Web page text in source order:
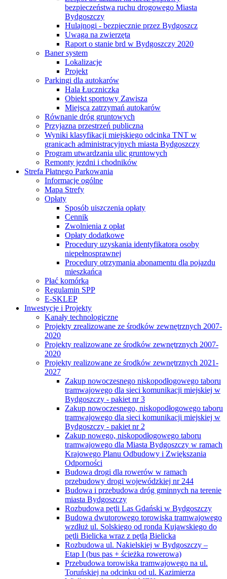
bezpieczeństwa ruchu drogowego Miasta
Bydgoszczy
Hulajnogi - bezpiecznie przez Bydgoszcz
Uwaga na zwierzęta
Raport o stanie brd w Bydgoszczy 2020
Baner system
Lokalizacje
Projekt
Parkingi dla autokarów
Hala Łuczniczka
Obiekt sportowy Zawisza
Miejsca zatrzymań autokarów
Równanie dróg gruntowych
Przyjazna przestrzeń publiczna
Wyniki klasyfikacji miejskiego odcinka TNT w
granicach administracyjnych miasta Bydgoszczy
Program utwardzania ulic gruntowych
Remonty jezdni i chodników
Strefa Płatnego Parkowania
Informacje ogólne
Mapa Strefy
Opłaty
Sposób uiszczenia opłaty
Cennik
Zwolnienia z opłat
Opłaty dodatkowe
Procedury uzyskania identyfikatora osoby
niepełnosprawnej
Procedury otrzymania abonamentu dla pojazdu
mieszkańca
Płać komórką
Regulamin SPP
E-SKLEP
Inwestycje i Projekty
Kanały technologiczne
Projekty zrealizowane ze środków zewnętrznych 2007-
2020
Projekty realizowane ze środków zewnętrznych 2007-
2020
Projekty realizowane ze środków zewnętrznych 2021-
2027
Zakup nowoczesnego niskopodłogowego taboru
tramwajowego dla sieci komunikacji miejskiej w
Bydgoszczy - pakiet nr 3
Zakup nowoczesnego, niskopodłogowego taboru
tramwajowego dla sieci komunikacji miejskiej w
Bydgoszczy - pakiet nr 2
Zakup nowego, niskopodłogowego taboru
tramwajowego dla Miasta Bydgoszczy w ramach
Krajowego Planu Odbudowy i Zwiększania
Odporności
Budowa drogi dla rowerów w ramach
przebudowy drogi wojewódzkiej nr 244
Budowa i przebudowa dróg gminnych na terenie
miasta Bydgoszczy
Rozbudowa pętli Las Gdański w Bydgoszczy
Budowa dwutorowego torowiska tramwajowego
wzdłuż ul. Solskiego od ronda Kujawskiego do
pętli Bielicka wraz z pętlą Bielicka
Rozbudowa ul. Nakielskiej w Bydgoszczy –
Etap I (bus pas + ścieżka rowerowa)
Przebudowa torowiska tramwajowego na ul.
Toruńskiej na odcinku od ul. Kazimierza